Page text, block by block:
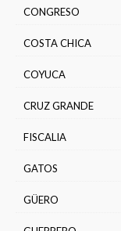
CONGRESO
COSTA CHICA
COYUCA
CRUZ GRANDE
FISCALIA
GATOS
GÜERO